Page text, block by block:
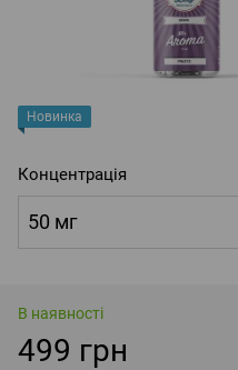
Новинка
Концентрація
50 мг
В наявності
499 грн